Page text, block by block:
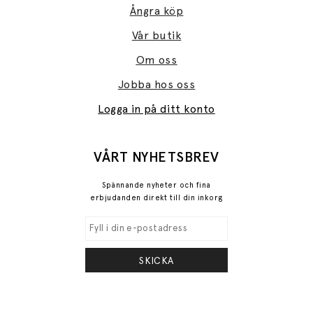
Ångra köp
Vår butik
Om oss
Jobba hos oss
Logga in på ditt konto
VÅRT NYHETSBREV
Spännande nyheter och fina
erbjudanden direkt till din inkorg
SKICKA